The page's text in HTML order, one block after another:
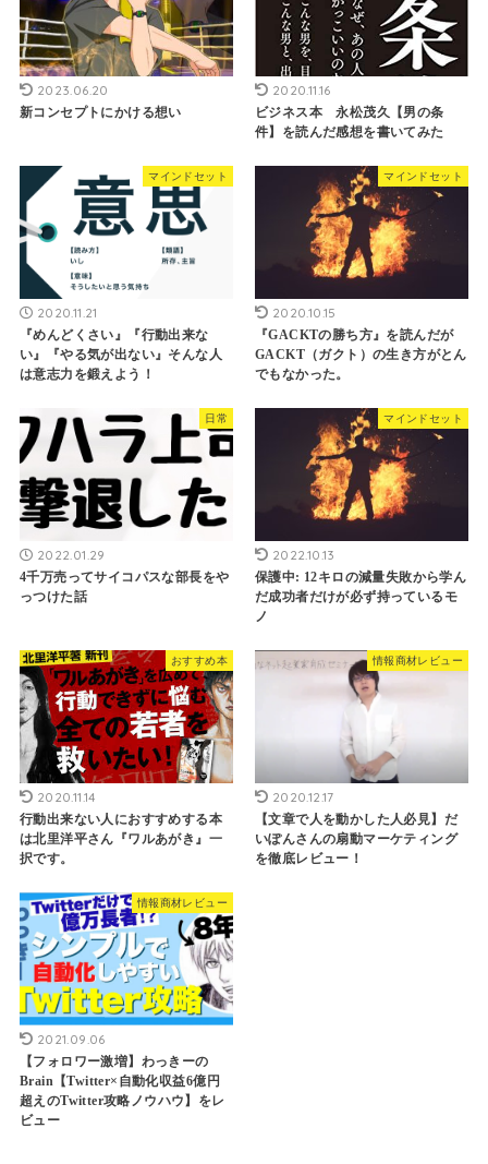
2023.06.20
新コンセプトにかける想い
2020.11.16
ビジネス本 永松茂久【男の条
件】を読んだ感想を書いてみた
マインドセット
2020.11.21
『めんどくさい』『行動出来な
い』『やる気が出ない』そんな人
は意志力を鍛えよう！
マインドセット
2020.10.15
『GACKTの勝ち方』を読んだが
GACKT（ガクト）の生き方がとん
でもなかった。
日常
2022.01.29
4千万売ってサイコパスな部長をや
っつけた話
マインドセット
2022.10.13
保護中: 12キロの減量失敗から学ん
だ成功者だけが必ず持っているモ
ノ
おすすめ本
2020.11.14
行動出来ない人におすすめする本
は北里洋平さん『ワルあがき』一
択です。
情報商材レビュー
2020.12.17
【文章で人を動かした人必見】だ
いぽんさんの扇動マーケティング
を徹底レビュー！
情報商材レビュー
2021.09.06
【フォロワー激増】わっきーの
Brain【Twitter×自動化収益6億円
超えのTwitter攻略ノウハウ】をレ
ビュー